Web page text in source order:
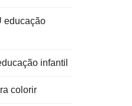
educação
infantil
colorir